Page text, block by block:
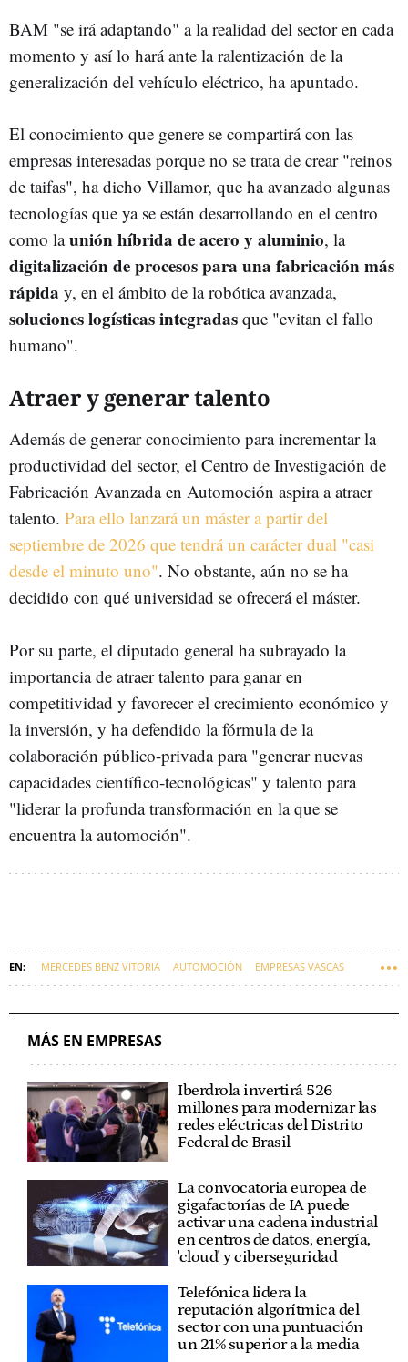
BAM "se irá adaptando" a la realidad del sector en cada
momento y así lo hará ante la ralentización de la
generalización del vehículo eléctrico, ha apuntado.
El conocimiento que genere se compartirá con las
empresas interesadas porque no se trata de crear "reinos
de taifas", ha dicho Villamor, que ha avanzado algunas
tecnologías que ya se están desarrollando en el centro
como launión híbrida de acero y aluminio, la
digitalización de procesos para una fabricación más
rápida y, en el ámbito de la robótica avanzada,
soluciones logísticas integradas que "evitan el fallo
humano".
Atraer y generar talento
Además de generar conocimiento para incrementar la
productividad del sector, el Centro de Investigación de
Fabricación Avanzada en Automoción aspira a atraer
talento. Para ello lanzará un máster a partir del
septiembre de 2026 que tendrá un carácter dual "casi
desde el minuto uno". No obstante, aún no se ha
decidido con qué universidad se ofrecerá el máster.
Por su parte, el diputado general ha subrayado la
importancia de atraer talento para ganar en
competitividad y favorecer el crecimiento económico y
la inversión, y ha defendido la fórmula de la
colaboración público-privada para "generar nuevas
capacidades científico-tecnológicas" y talento para
"liderar la profunda transformación en la que se
encuentra la automoción".
MERCEDES BENZ VITORIA AUTOMOCIÓN EMPRESAS VASCAS
MÁS EN EMPRESAS
Iberdrola invertirá 526
millones para modernizar las
redes eléctricas del Distrito
Federal de Brasil
La convocatoria europea de
gigafactorías de IA puede
activar una cadena industrial
en centros de datos, energía,
'cloud' y ciberseguridad
Telefónica lidera la
reputación algorítmica del
sector con una puntuación
un 21% superior a la media